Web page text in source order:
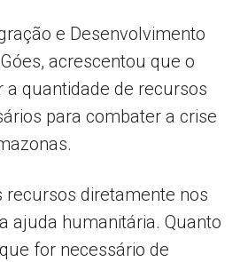
e Desenvolvimento
acrescentou que o
a quantidade de recursos
para combater a crise
recursos diretamente nos
ajuda humanitária. Quanto
for necessário de